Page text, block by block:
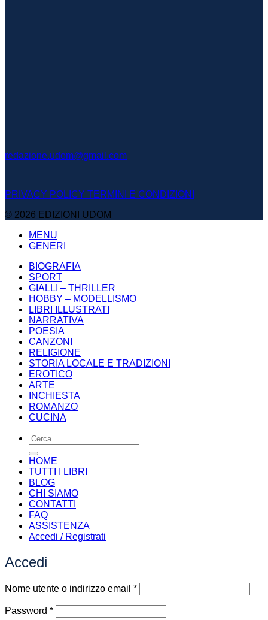
redazione.udom@gmail.com
PRIVACY POLICY TERMINI E CONDIZIONI
© 2026 EDIZIONI UDOM
MENU
GENERI
BIOGRAFIA
SPORT
GIALLI – THRILLER
HOBBY – MODELLISMO
LIBRI ILLUSTRATI
NARRATIVA
POESIA
CANZONI
RELIGIONE
STORIA LOCALE E TRADIZIONI
EROTICO
ARTE
INCHIESTA
ROMANZO
CUCINA
Cerca:
HOME
TUTTI I LIBRI
BLOG
CHI SIAMO
CONTATTI
FAQ
ASSISTENZA
Accedi / Registrati
Accedi
Nome utente o indirizzo email *Richiesto
Password *Richiesto